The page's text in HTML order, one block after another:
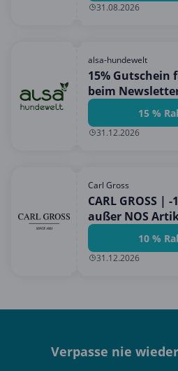
31.08.2026
alsa-hundewelt
15% Gutschein
beim
hundewelt!15 %
31.12.2026
Carl Gross
CARL GROSS |
außer NOS
10 %
31.12.2026
Verpasse nie